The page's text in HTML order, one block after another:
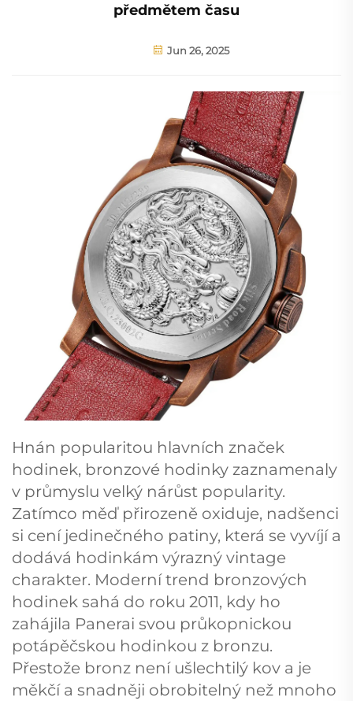
předmětem času
Jun 26, 2025
Hnán popularitou hlavních značek
hodinek, bronzové hodinky zaznamenaly
v průmyslu velký nárůst popularity.
Zatímco měď přirozeně oxiduje, nadšenci
si cení jedinečného patiny, která se vyvíjí a
dodává hodinkám výrazný vintage
charakter. Moderní trend bronzových
hodinek sahá do roku 2011, kdy ho
zahájila Panerai svou průkopnickou
potápěčskou hodinkou z bronzu.
Přestože bronz není ušlechtilý kov a je
měkčí a snadněji obrobitelný než mnoho